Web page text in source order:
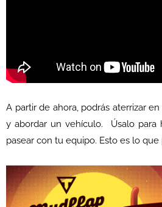
A partir de ahora, podrás aterrizar
y abordar un vehículo. Úsalo para
pasear con tu equipo. Esto es lo que